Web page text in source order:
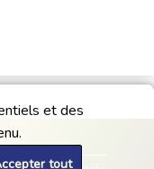
et des
tout